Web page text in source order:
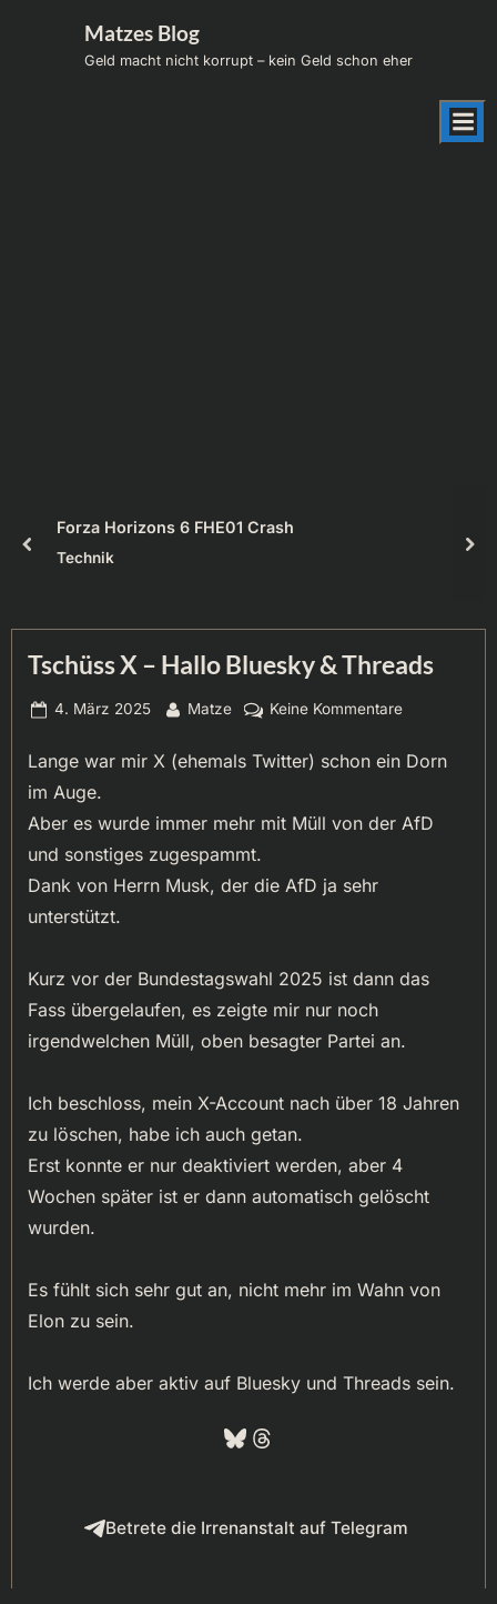
Matzes Blog
Geld macht nicht korrupt – kein Geld schon eher
Forza Horizons 6 FHE01 Crash
Technik
prev
Tschüss X – Hallo Bluesky & Threads
Posted
4. März 2025 By
Matze Keine Kommentarezu
X
Bluesky
Lange war mir X (ehemals Twitter) schon ein Dorn
im Auge.
Aber es wurde immer mehr mit Müll von der AfD
und sonstiges zugespammt.
Dank von Herrn Musk, der die AfD ja sehr
unterstützt.
Kurz vor der Bundestagswahl 2025 ist dann das
Fass übergelaufen, es zeigte mir nur noch
irgendwelchen Müll, oben besagter Partei an.
Ich beschloss, mein X-Account nach über 18 Jahren
zu löschen, habe ich auch getan.
Erst konnte er nur deaktiviert werden, aber 4
Wochen später ist er dann automatisch gelöscht
wurden.
Es fühlt sich sehr gut an, nicht mehr im Wahn von
Elon zu sein.
Ich werde aber aktiv auf Bluesky und Threads sein.
Bluesky
Threads
Betrete die Irrenanstalt auf Telegram